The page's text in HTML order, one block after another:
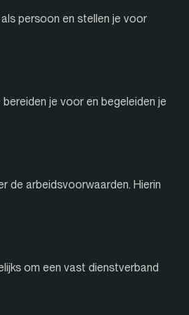
persoon en stellen je voor
je voor en begeleiden je
de arbeidsvoorwaarden. Hierin
om een vast dienstverband